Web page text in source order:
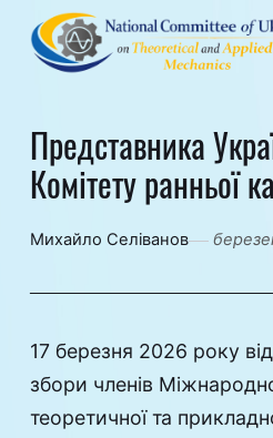
Представника
Комітету ранньої
Михайло Селіванов
17 березня 2026 року
збори членів
теоретичної та